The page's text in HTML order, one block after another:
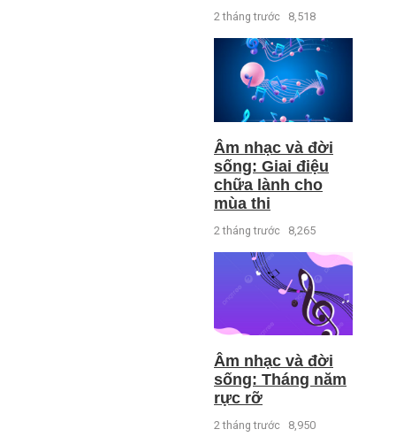
2 tháng trước 8,518
Âm nhạc và đời
sống: Giai điệu
chữa lành cho
mùa thi
2 tháng trước 8,265
Âm nhạc và đời
sống: Tháng năm
rực rỡ
2 tháng trước 8,950